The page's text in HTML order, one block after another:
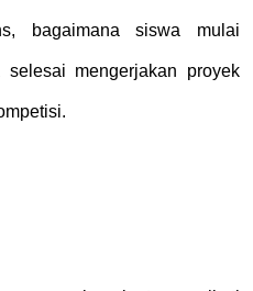
bagaimana siswa mulai
mengerjakan proyek